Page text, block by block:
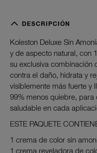
DESCRIPCIÓN
Koleston Deluxe Sin
y de aspecto natural, con
su exclusiva combinación
contra el daño, hidrata y
visiblemente más fuerte y
99% menos quiebre, para
saludable en cada
ESTE PAQUETE
1 crema de color sin
1 crema reveladora de